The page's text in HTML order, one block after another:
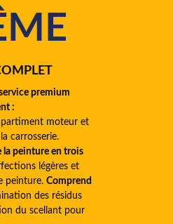
premium
:
moteur et
carrosserie.
la peinture en trois
légères et
peinture. Comprend
des résidus
du scellant pour